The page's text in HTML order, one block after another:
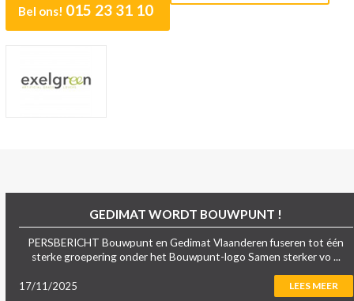
Bel ons! 015 23 31 10
GEDIMAT WORDT BOUWPUNT !
PERSBERICHT Bouwpunt en Gedimat Vlaanderen fuseren tot één
sterke groepering onder het Bouwpunt-logo Samen sterker vo ...
17/11/2025 LEES MEER